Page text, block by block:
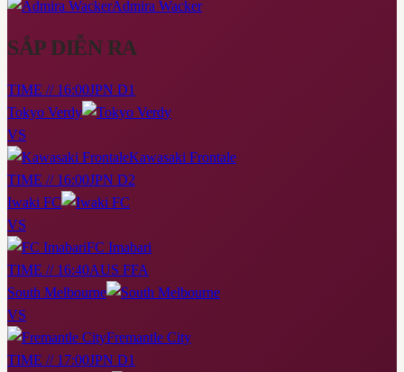
Admira Wacker
SẮP DIỄN RA
TIME // 16:00JPN D1
Tokyo Verdy
VS
Kawasaki Frontale
TIME // 16:00JPN D2
Iwaki FC
VS
FC Imabari
TIME // 16:40AUS FFA
South Melbourne
VS
Fremantle City
TIME // 17:00JPN D1